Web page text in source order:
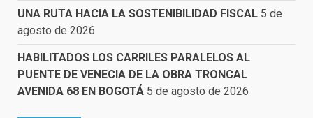
UNA RUTA HACIA LA SOSTENIBILIDAD FISCAL 5 de
agosto de 2026
HABILITADOS LOS CARRILES PARALELOS AL
PUENTE DE VENECIA DE LA OBRA TRONCAL
AVENIDA 68 EN BOGOTÁ 5 de agosto de 2026